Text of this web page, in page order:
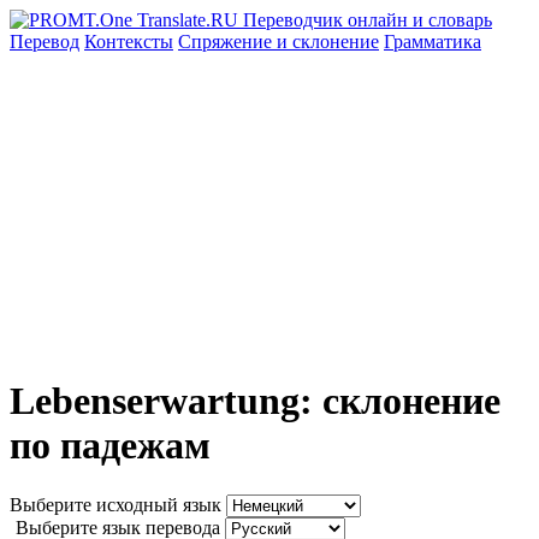
Перевод Контексты Спряжение и склонение Грамматика
Lebenserwartung: склонение
по падежам
Выберите исходный язык
Выберите язык перевода